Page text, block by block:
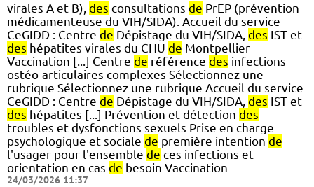
virales A et B), des consultations de PrEP (prévention
médicamenteuse du VIH/SIDA). Accueil du service
CeGIDD : Centre de Dépistage du VIH/SIDA, des IST et
des hépatites virales du CHU de Montpellier
Vaccination [...] Centre de référence des infections
ostéo-articulaires complexes Sélectionnez une
rubrique Sélectionnez une rubrique Accueil du service
CeGIDD : Centre de Dépistage du VIH/SIDA, des IST et
des hépatites [...] Prévention et détection des
troubles et dysfonctions sexuels Prise en charge
psychologique et sociale de première intention de
l'usager pour l'ensemble de ces infections et
orientation en cas de besoin Vaccination
24/03/2026 11:37